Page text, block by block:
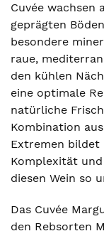
Cuvée wachsen
geprägten
besondere
raue,
den kühlen
eine optimale
natürliche
Kombination
Extremen bildet
Komplexität
diesen Wein so
Das Cuvée
den Rebsorten